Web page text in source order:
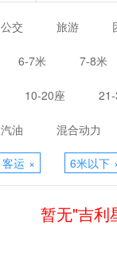
公交 旅游
6-7米 7-8米
10-20座
汽油 混合动力
客运 × 6米以下
暂无"吉利